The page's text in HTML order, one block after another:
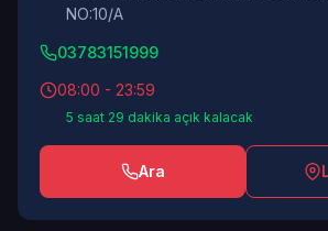
NO:10/A
03783151999
08:00 - 23:59
5 saat 29 dakika açık kalacak
Ara